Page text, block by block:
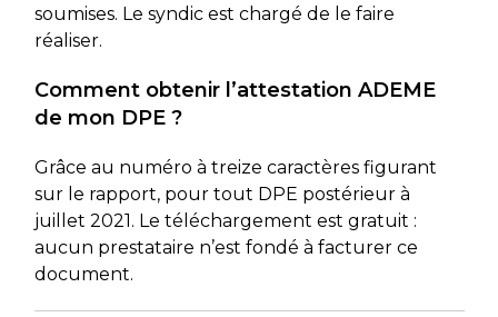
soumises. Le syndic est chargé de le faire
réaliser.
Comment obtenir l’attestation ADEME
de mon DPE ?
Grâce au numéro à treize caractères figurant
sur le rapport, pour tout DPE postérieur à
juillet 2021. Le téléchargement est gratuit :
aucun prestataire n’est fondé à facturer ce
document.